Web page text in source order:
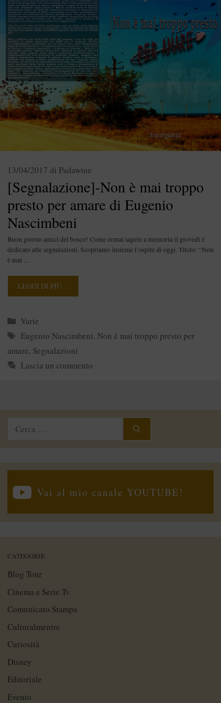
[Segnalazione]-Non è mai troppo
presto per amare di Eugenio
Nascimbeni
13/04/2017 di Padawine
Buon giorno amici del bosco! Come ormai sapete a memoria il giovedì è
dedicato alle segnalazioni. Scopriamo insieme l’ospite di oggi. Titolo: “Non
è mai …
LEGGI DI PIÙ…
Categorie
Varie
Tag
Eugenio Nascimbeni, Non è mai troppo presto per
amare, Segnalazioni
Lascia un commento
Ricerca
Vai al mio canale YOUTUBE!
CATEGORIE
Blog Tour
Cinema e Serie Tv
Comunicato Stampa
Culturalmentre
Curiosità
Disney
Editoriale
Evento